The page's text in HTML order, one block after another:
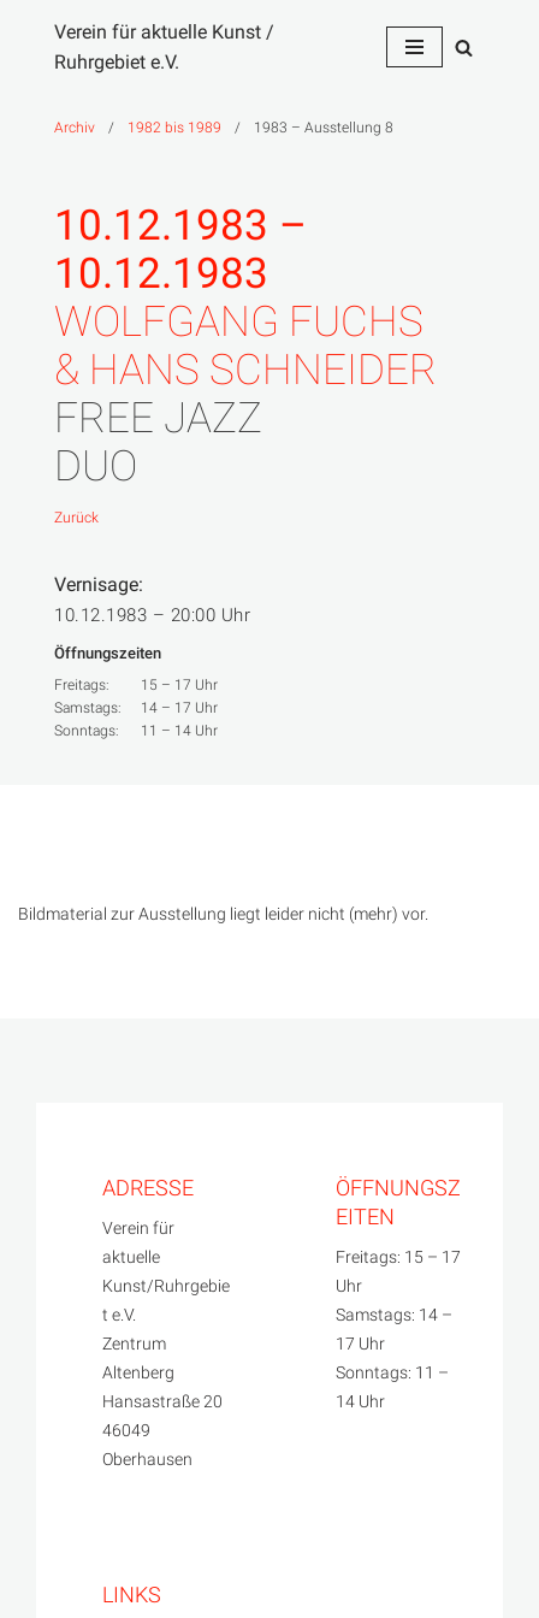
Zum
springen
Verein für aktuelle Kunst /
Ruhrgebiet e.V.
Archiv / 1982 bis 1989 / 1983 – Ausstellung 8
10.12.1983 –
10.12.1983
WOLFGANG FUCHS
& HANS SCHNEIDER
FREE JAZZ
DUO
Zurück
Vernisage:
10.12.1983 – 20:00 Uhr
Öffnungszeiten
Freitags:
Samstags:
Sonntags:
15 – 17 Uhr
14 – 17 Uhr
11 – 14 Uhr
Bildmaterial zur Ausstellung liegt leider nicht (mehr) vor.
ADRESSE
Verein für
aktuelle
Kunst/Ruhrgebie
t e.V.
Zentrum
Altenberg
Hansastraße 20
46049
Oberhausen
ÖFFNUNGSZ
EITEN
Freitags: 15 – 17
Uhr
Samstags: 14 –
17 Uhr
Sonntags: 11 –
14 Uhr
LINKS